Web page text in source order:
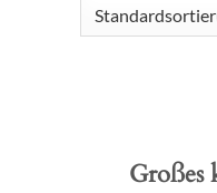
Großes